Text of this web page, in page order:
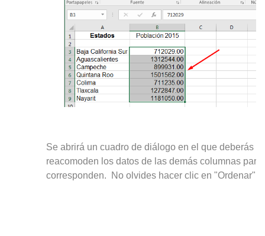
Se abrirá un cuadro de diálogo en el que deberás
reacomoden los datos de las demás columnas
corresponden. No olvides hacer clic en "Ordenar".